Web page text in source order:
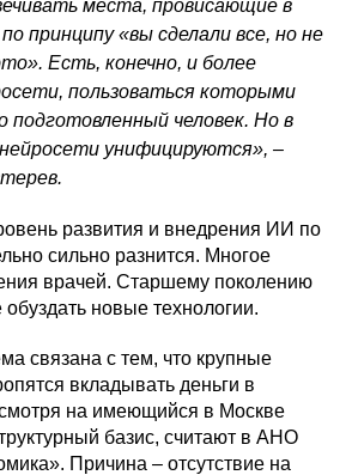
места, провисающие в
принципу «вы сделали все, но не
Есть, конечно, и более
пользоваться которыми
человек. Но в
унифицируются», –
развития и внедрения ИИ по
сильно разнится. Многое
врачей. Старшему поколению
новые технологии.
связана с тем, что крупные
вкладывать деньги в
на имеющийся в Москве
базис, считают в АНО
Причина – отсутствие на